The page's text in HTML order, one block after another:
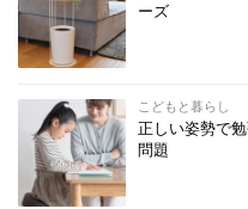
ーズ
こどもと暮らし
正しい姿勢で
問題